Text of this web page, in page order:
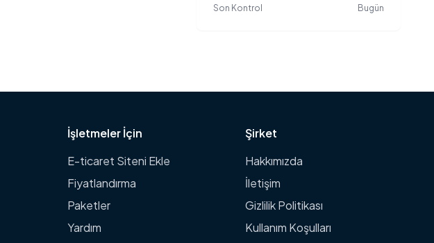
Son Kontrol
Bugün
İşletmeler İçin
E-ticaret Siteni Ekle
Fiyatlandırma
Paketler
Yardım
Şirket
Hakkımızda
İletişim
Gizlilik Politikası
Kullanım Koşulları